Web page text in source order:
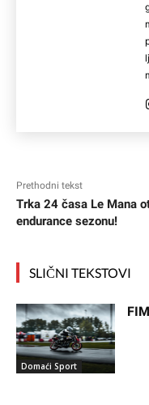
Prethodni tekst
Trka 24 časa Le Mana
endurance sezonu!
SLIČNI TEKSTOVI
Domaći Sport